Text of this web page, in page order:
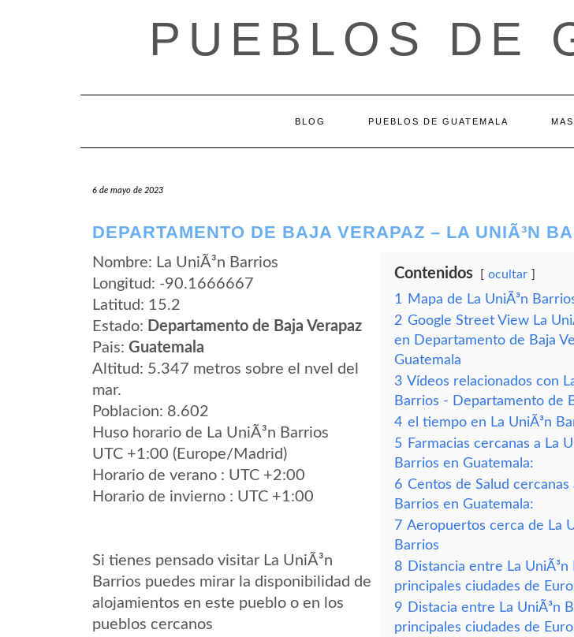
PUEBLOS DE
BLOG PUEBLOS DE GUATEMALA
6 de mayo de 2023
DEPARTAMENTO DE BAJA VERAPAZ – LA UNIÃ³N
Nombre: La UniÃ³n Barrios
Longitud: -90.1666667
Latitud: 15.2
Estado: Departamento de Baja Verapaz
Pais: Guatemala
Altitud: 5.347 metros sobre el nvel del
mar.
Poblacion: 8.602
Huso horario de La UniÃ³n Barrios
UTC +1:00 (Europe/Madrid)
Horario de verano : UTC +2:00
Horario de invierno : UTC +1:00
Si tienes pensado visitar La UniÃ³n
Barrios puedes mirar la disponibilidad de
alojamientos en este pueblo o en los
pueblos cercanos
Contenidos ocultar
1
Mapa de La UniÃ³n
2 Google Street View La
en Departamento de Baja
Guatemala
3 Vídeos relacionados con
Barrios - Departamento de
4 el tiempo en La UniÃ³n
5 Farmacias cercanas a La
Barrios en Guatemala:
6 Centos de Salud cercanas
Barrios en Guatemala:
7 Aeropuertos cerca de La
Barrios
8 Distancia entre La UniÃ³n
principales ciudades de
9 Distacia entre La UniÃ³n
principales ciudades de